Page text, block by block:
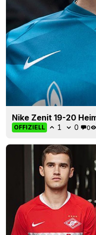
Nike Zenit 19-20
OFFIZIELL 1 0 0